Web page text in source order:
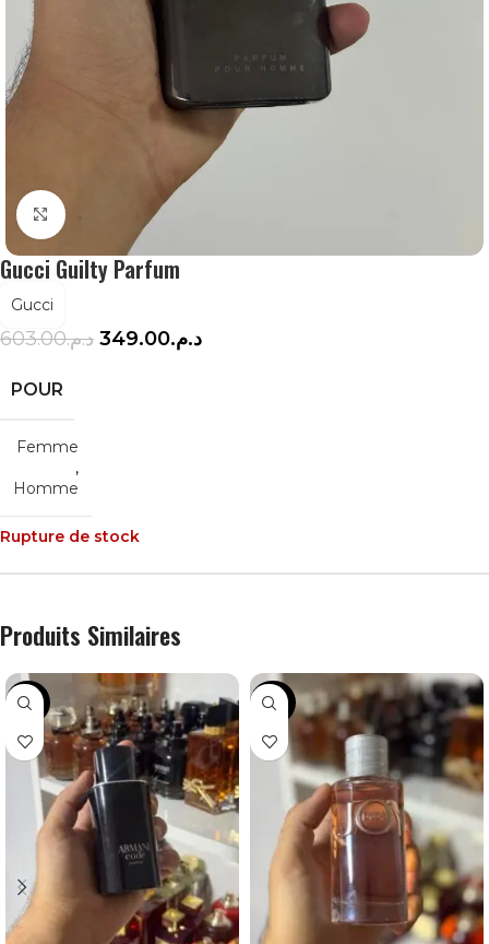
Agrandir
Gucci Guilty Parfum
Gucci
د.م.603.00 د.م.349.00
POUR
Femme
,
Homme
Rupture de stock
Produits Similaires
-45% -36%